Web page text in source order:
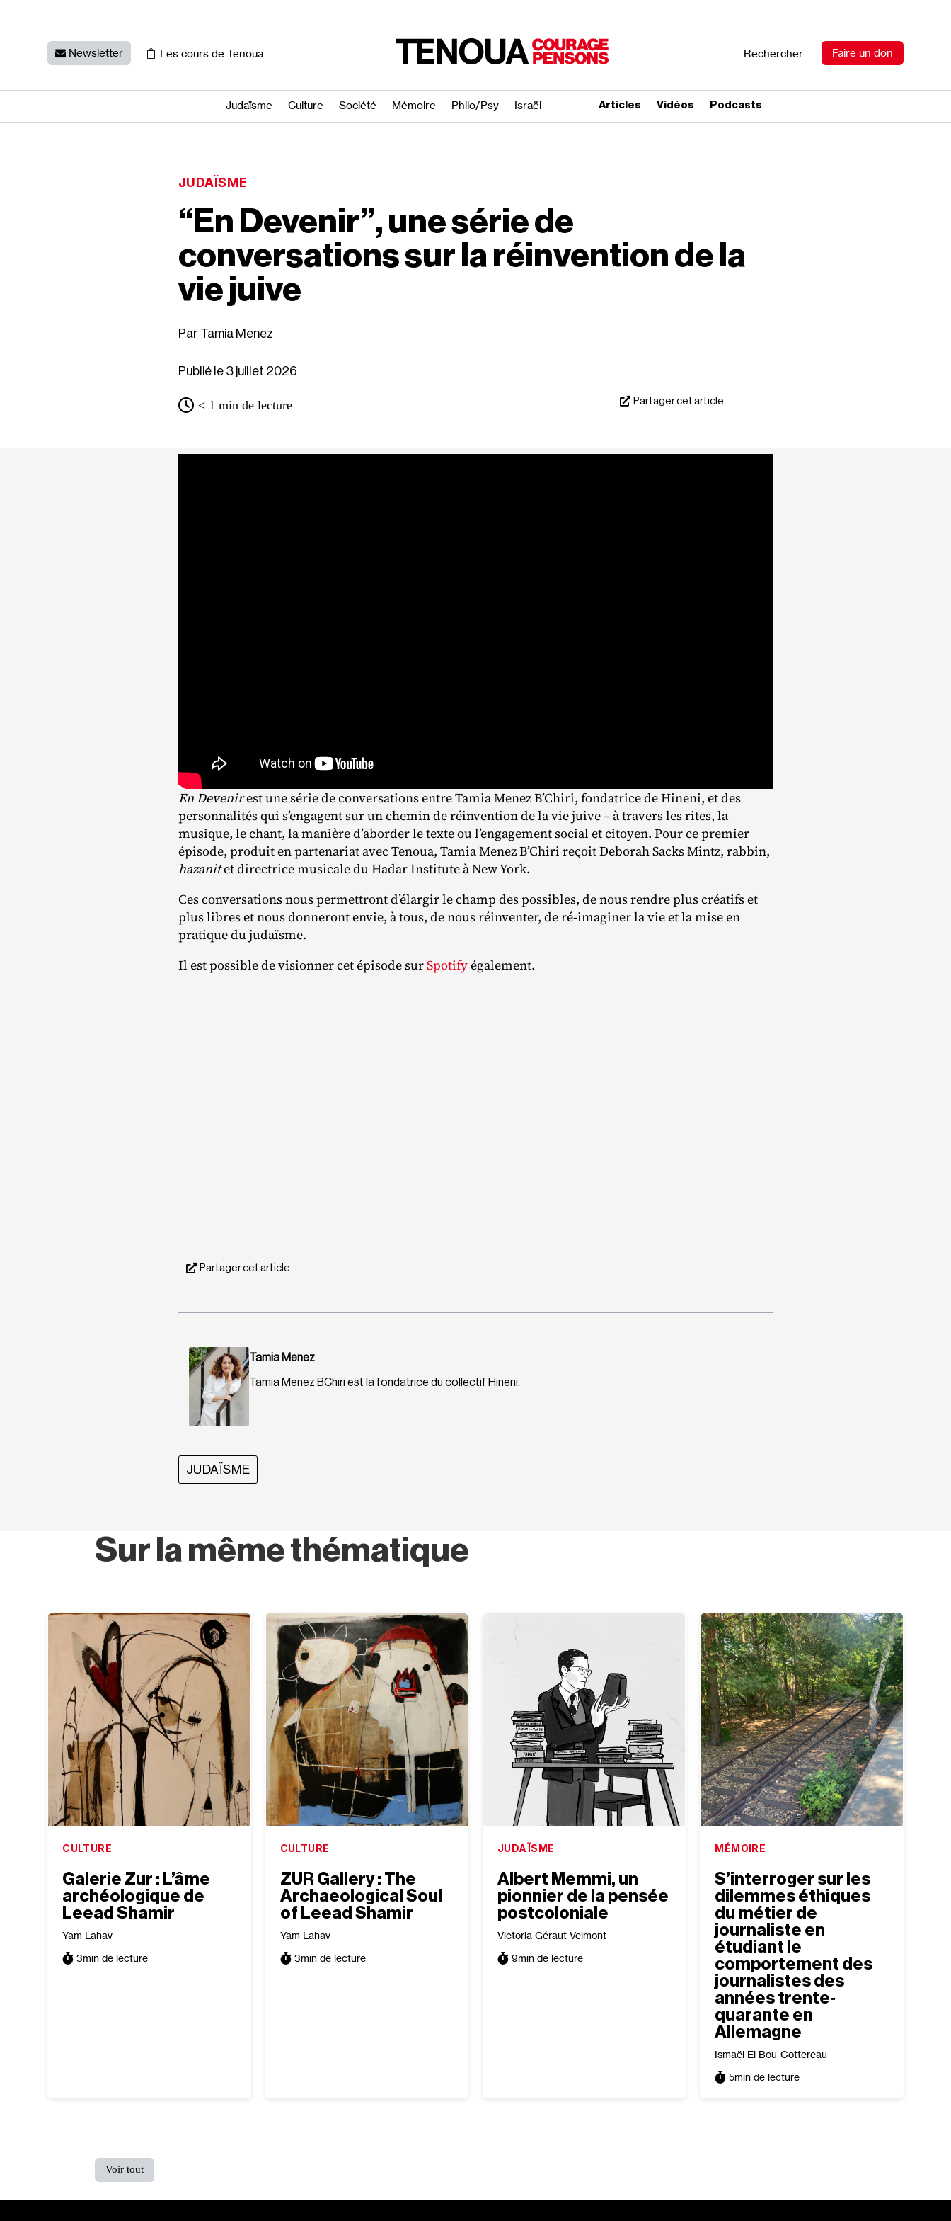
Newsletter Les cours de Tenoua Rechercher Faire un don
Judaïsme Culture Société Mémoire Philo/​Psy Israël Articles Vidéos Podcasts
JUDAÏSME
“En Devenir”, une série de
conversations sur la réinvention de la
vie juive
Tamia Menez
Publié le 3 juillet 2026
< 1 min de lecture Partager cet article
En Devenirest une série de conversations entre Tamia Menez B’Chiri, fondatrice de Hineni, et des
personnalités qui s’engagent sur un chemin de réinvention de la vie juive – à travers les rites, la
musique, le chant, la manière d’aborder le texte ou l’engagement social et citoyen. Pour ce premier
épisode, produit en partenariat avec Tenoua, Tamia Menez B’Chiri reçoit Deborah Sacks Mintz, rabbin,
hazanitet directrice musicale du Hadar Institute à New York.
Ces conversations nous permettront d’élargir le champ des possibles, de nous rendre plus créatifs et
plus libres et nous donneront envie, à tous, de nous réinventer, de ré‐​imaginer la vie et la mise en
pratique du judaïsme.
Il est possible de visionner cet épisode surSpotifyégalement.
Partager cet article
Tamia Menez
Tamia Menez BChiri est la fondatrice du collectif Hineni.
JUDAÏSME
Sur la même thématique
CULTURE
Galerie Zur : L’âme
archéologique de
Leead Shamir
Yam Lahav
3min de lecture
CULTURE
ZUR Gallery : The
Archaeological Soul
of Leead Shamir
Yam Lahav
3min de lecture
JUDAÏSME
Albert Memmi, un
pionnier de la pensée
postcoloniale
Victoria Géraut-Velmont
9min de lecture
MÉMOIRE
S’interroger sur les
dilemmes éthiques
du métier de
journaliste en
étudiant le
comportement des
journalistes des
années trente‐​
quarante en
Allemagne
Ismaël El Bou-Cottereau
5min de lecture
Voir tout